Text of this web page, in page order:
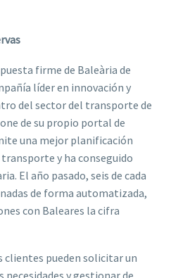
firme de Baleària de
líder en innovación y
del sector del transporte de
de su propio portal de
una mejor planificación
y ha conseguido
El año pasado, seis de cada
de forma automatizada,
con Baleares la cifra
pueden solicitar un